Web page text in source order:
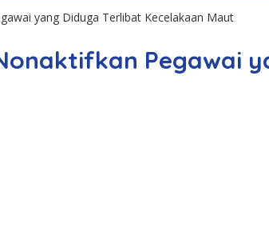
yang Diduga Terlibat Kecelakaan Maut
Pegawai